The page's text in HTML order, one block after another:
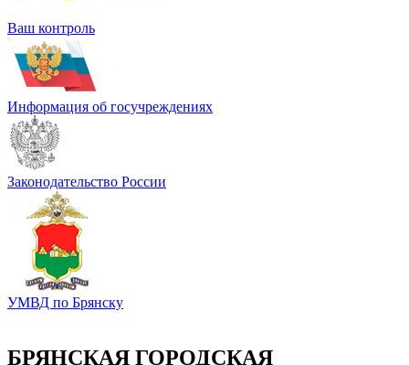
Ваш контроль
Информация об госучреждениях
Законодательство России
УМВД по Брянску
БРЯНСКАЯ ГОРОДСКАЯ